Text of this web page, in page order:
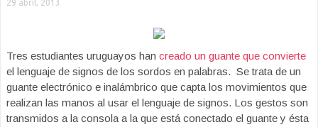
29 abril, 2013
Tres estudiantes uruguayos han creado un guante que convierte
el lenguaje de signos de los sordos en palabras. Se trata de un
guante electrónico e inalámbrico que capta los movimientos que
realizan las manos al usar el lenguaje de signos. Los gestos son
transmidos a la consola a la que está conectado el guante y ésta